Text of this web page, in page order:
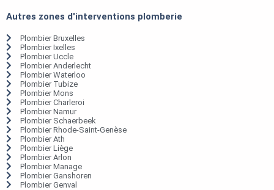
Autres zones d'interventions plomberie
Plombier Bruxelles
Plombier Ixelles
Plombier Uccle
Plombier Anderlecht
Plombier Waterloo
Plombier Tubize
Plombier Mons
Plombier Charleroi
Plombier Namur
Plombier Schaerbeek
Plombier Rhode-Saint-Genèse
Plombier Ath
Plombier Liège
Plombier Arlon
Plombier Manage
Plombier Ganshoren
Plombier Genval